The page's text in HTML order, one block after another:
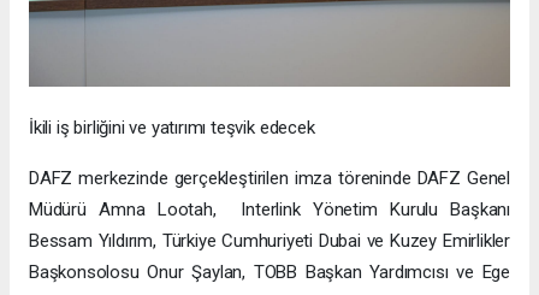
İkili iş birliğini ve yatırımı teşvik edecek
DAFZ merkezinde gerçekleştirilen imza töreninde DAFZ Genel
Müdürü Amna Lootah, Interlink Yönetim Kurulu Başkanı
Bessam Yıldırım, Türkiye Cumhuriyeti Dubai ve Kuzey Emirlikler
Başkonsolosu Onur Şaylan, TOBB Başkan Yardımcısı ve Ege